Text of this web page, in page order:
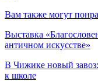
Вам также могут
Выставка
античном искусстве»
В Чижике новый
к школе